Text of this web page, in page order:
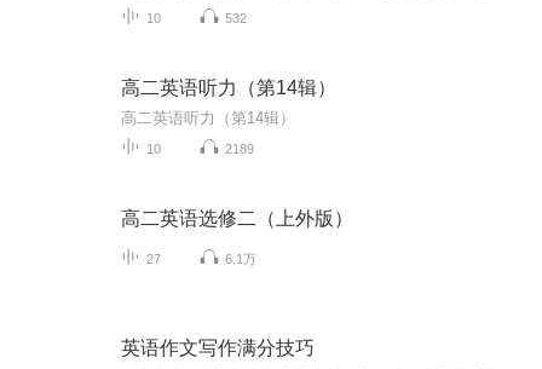
10 532
高二英语听力（第14辑）
高二英语听力（第14辑）
10 2189
高二英语选修二（上外版）
27 6.1万
英语作文写作满分技巧